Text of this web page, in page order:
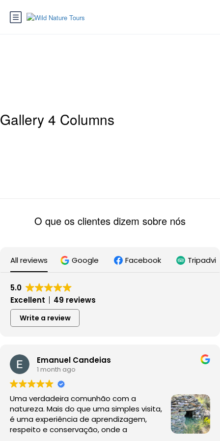
Gallery 4 Columns
O que os clientes dizem sobre nós
All reviews Google Facebook
5.0
Excellent
49 reviews
Write a review
Emanuel Candeias
1 month ago
Uma verdadeira comunhão com a
natureza. Mais do que uma simples visita,
é uma experiência de aprendizagem,
respeito e conservação, onde a